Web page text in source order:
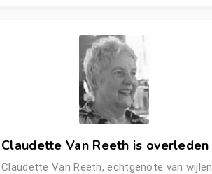
Claudette Van Reeth is overleden
Claudette Van Reeth, echtgenote van wijlen